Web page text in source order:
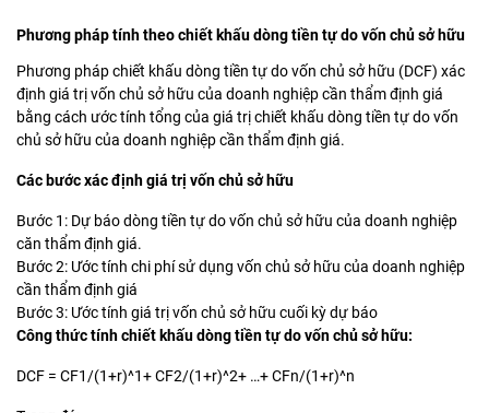
Phương pháp tính theo chiết khấu dòng tiền tự do vốn chủ sở hữu
Phương pháp chiết khấu dòng tiền tự do vốn chủ sở hữu (DCF) xác
định giá trị vốn chủ sở hữu của doanh nghiệp cần thẩm định giá
bằng cách ước tính tổng của giá trị chiết khấu dòng tiền tự do vốn
chủ sở hữu của doanh nghiệp cần thẩm định giá.
Các bước xác định giá trị vốn chủ sở hữu
Bước 1: Dự báo dòng tiền tự do vốn chủ sở hữu của doanh nghiệp
căn thẩm định giá.
Bước 2: Ước tính chi phí sử dụng vốn chủ sở hữu của doanh nghiệp
cần thẩm định giá
Bước 3: Ước tính giá trị vốn chủ sở hữu cuối kỳ dự báo
Công thức tính chiết khấu dòng tiền tự do vốn chủ sở hữu:
DCF = CF1/(1+r)^1+ CF2/(1+r)^2+ …+ CFn/(1+r)^n